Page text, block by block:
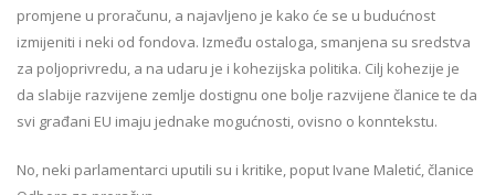
promjene u proračunu, a najavljeno je kako će se u budućnost
izmijeniti i neki od fondova. Između ostaloga, smanjena su sredstva
za poljoprivredu, a na udaru je i kohezijska politika. Cilj kohezije je
da slabije razvijene zemlje dostignu one bolje razvijene članice te da
svi građani EU imaju jednake mogućnosti, ovisno o konntekstu.
No, neki parlamentarci uputili su i kritike, poput Ivane Maletić, članice